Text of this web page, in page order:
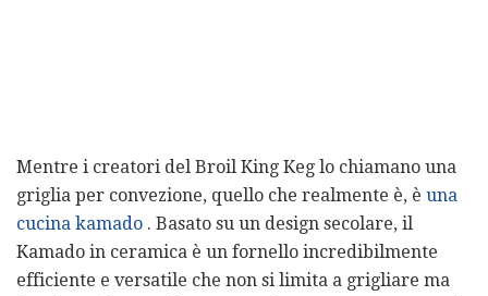
Mentre i creatori del Broil King Keg lo chiamano una
griglia per convezione, quello che realmente è, è una
cucina kamado . Basato su un design secolare, il
Kamado in ceramica è un fornello incredibilmente
efficiente e versatile che non si limita a grigliare ma